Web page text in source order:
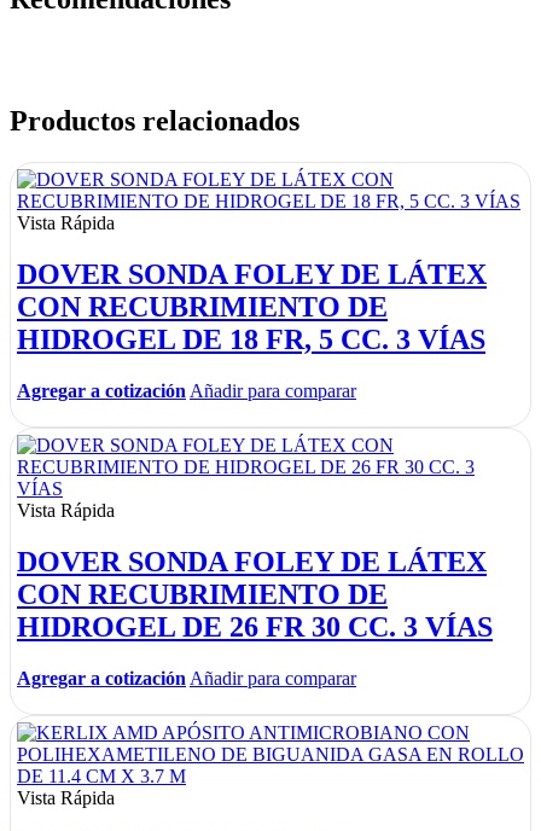
Productos relacionados
Vista Rápida
DOVER SONDA FOLEY DE LÁTEX
CON RECUBRIMIENTO DE
HIDROGEL DE 18 FR, 5 CC. 3 VÍAS
Agregar a cotización Añadir para comparar
Vista Rápida
DOVER SONDA FOLEY DE LÁTEX
CON RECUBRIMIENTO DE
HIDROGEL DE 26 FR 30 CC. 3 VÍAS
Agregar a cotización Añadir para comparar
Vista Rápida